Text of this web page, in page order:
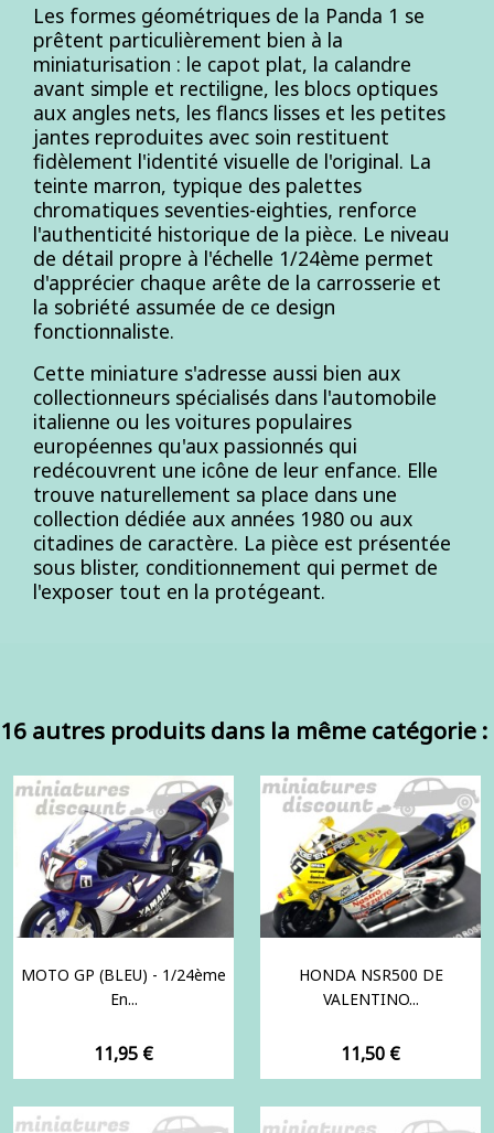
Les formes géométriques de la Panda 1 se
prêtent particulièrement bien à la
miniaturisation : le capot plat, la calandre
avant simple et rectiligne, les blocs optiques
aux angles nets, les flancs lisses et les petites
jantes reproduites avec soin restituent
fidèlement l'identité visuelle de l'original. La
teinte marron, typique des palettes
chromatiques seventies-eighties, renforce
l'authenticité historique de la pièce. Le niveau
de détail propre à l'échelle 1/24ème permet
d'apprécier chaque arête de la carrosserie et
la sobriété assumée de ce design
fonctionnaliste.
Cette miniature s'adresse aussi bien aux
collectionneurs spécialisés dans l'automobile
italienne ou les voitures populaires
européennes qu'aux passionnés qui
redécouvrent une icône de leur enfance. Elle
trouve naturellement sa place dans une
collection dédiée aux années 1980 ou aux
citadines de caractère. La pièce est présentée
sous blister, conditionnement qui permet de
l'exposer tout en la protégeant.
16 autres produits dans la même catégorie :
MOTO GP (BLEU) - 1/24ème
En...
Prix
11,95 €
HONDA NSR500 DE
VALENTINO...
Prix
11,50 €